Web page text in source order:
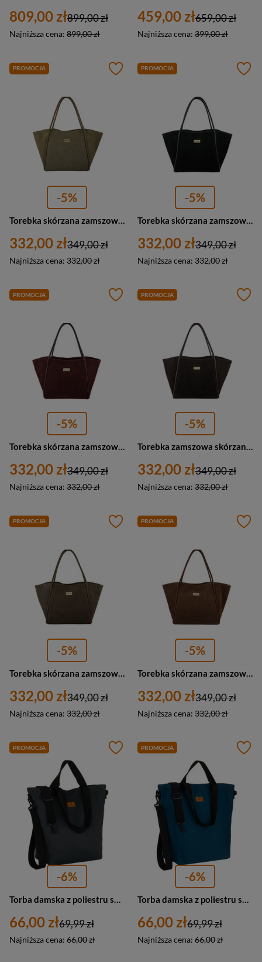
809,00 zł
Najniższa cena: 899,00 zł
899,00 zł 459,00 zł
Najniższa cena: 399,00 zł
659,00 zł
PROMOCJA
-5%
332,00 zł
Najniższa cena: 332,00 zł
349,00 zł
PROMOCJA
-5%
332,00 zł
Najniższa cena: 332,00 zł
349,00 zł
PROMOCJA
-5%
Torebka skórzana zamszowa damska Barberini's 1008-5 shopperka A4 bordowa
332,00 zł
Najniższa cena: 332,00 zł
349,00 zł
PROMOCJA
-5%
Torebka zamszowa skórzana damska Barberini's 1008-11 shopper A4 ciemnobrązowa
332,00 zł
Najniższa cena: 332,00 zł
349,00 zł
PROMOCJA
-5%
332,00 zł
Najniższa cena: 332,00 zł
349,00 zł
PROMOCJA
-5%
332,00 zł
Najniższa cena: 332,00 zł
349,00 zł
PROMOCJA
-6%
Torba damska z poliestru shopper Rovicky R-TZ15605-ZJ duża A4 szara
66,00 zł
Najniższa cena: 66,00 zł
69,99 zł
PROMOCJA
-6%
Torba damska z poliestru shopper Peterson TZ15605D duża A4 turkusowa
66,00 zł
Najniższa cena: 66,00 zł
69,99 zł